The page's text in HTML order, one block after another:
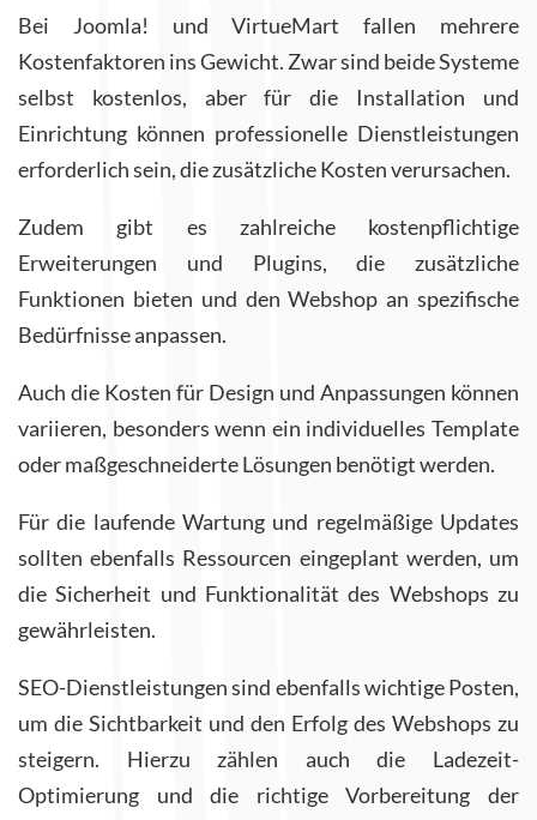
Bei Joomla! und VirtueMart fallen mehrere
Kostenfaktoren ins Gewicht. Zwar sind beide Systeme
selbst kostenlos, aber für die Installation und
Einrichtung können professionelle Dienstleistungen
erforderlich sein, die zusätzliche Kosten verursachen.
Zudem gibt es zahlreiche kostenpflichtige
Erweiterungen und Plugins, die zusätzliche
Funktionen bieten und den Webshop an spezifische
Bedürfnisse anpassen.
Auch die Kosten für Design und Anpassungen können
variieren, besonders wenn ein individuelles Template
oder maßgeschneiderte Lösungen benötigt werden.
Für die laufende Wartung und regelmäßige Updates
sollten ebenfalls Ressourcen eingeplant werden, um
die Sicherheit und Funktionalität des Webshops zu
gewährleisten.
SEO-Dienstleistungen sind ebenfalls wichtige Posten,
um die Sichtbarkeit und den Erfolg des Webshops zu
steigern. Hierzu zählen auch die Ladezeit-
Optimierung und die richtige Vorbereitung der